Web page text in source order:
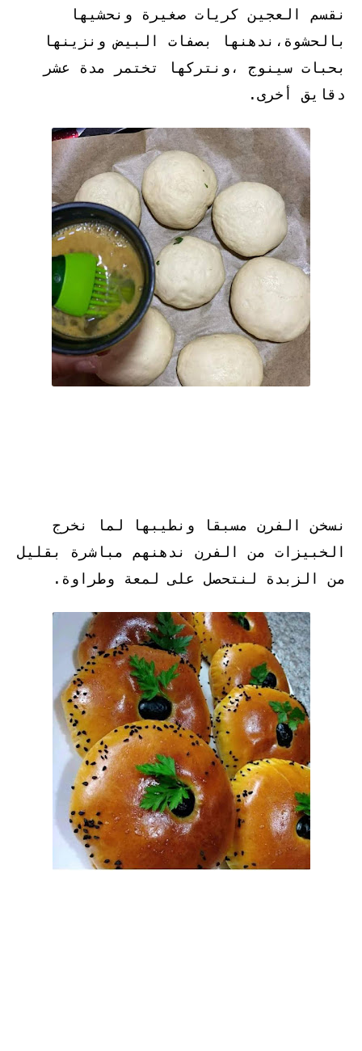
نقسم العجين كريات صغيرة ونحشيها
بالحشوة،ندهنها بصفات البيض ونزينها
بحبات سينوج ،ونتركها تختمر مدة عشر
دقايق أخرى.
نسخن الفرن مسبقا ونطيبها لما نخرج
الخبيزات من الفرن ندهنهم مباشرة بقليل
من الزبدة لنتحصل على لمعة وطراوة.